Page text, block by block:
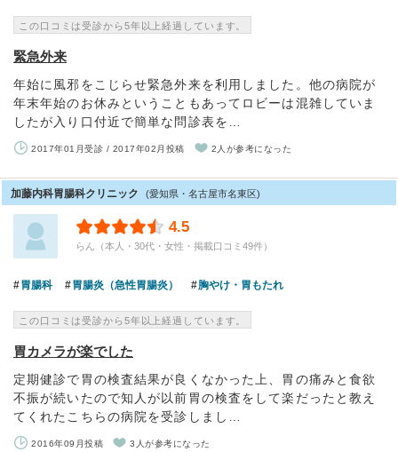
この口コミは受診から5年以上経過しています。
緊急外来
年始に風邪をこじらせ緊急外来を利用しました。他の病院が
年末年始のお休みということもあってロビーは混雑していま
したが入り口付近で簡単な問診表を…
2017年01月受診 / 2017年02月投稿 2人が参考になった
加藤内科胃腸科クリニック (愛知県・名古屋市名東区)
4.5
らん（本人・30代・女性・掲載口コミ49件）
胃腸科 胃腸炎（急性胃腸炎） 胸やけ・胃もたれ
この口コミは受診から5年以上経過しています。
胃カメラが楽でした
定期健診で胃の検査結果が良くなかった上、胃の痛みと食欲
不振が続いたので知人が以前胃の検査をして楽だったと教え
てくれたこちらの病院を受診しまし…
2016年09月投稿 3人が参考になった